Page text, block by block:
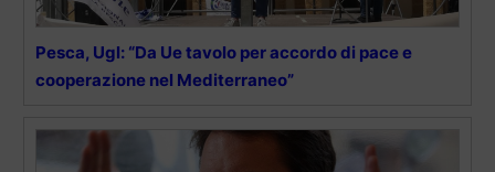
Pesca, Ugl: “Da Ue tavolo per accordo di pace e
cooperazione nel Mediterraneo”